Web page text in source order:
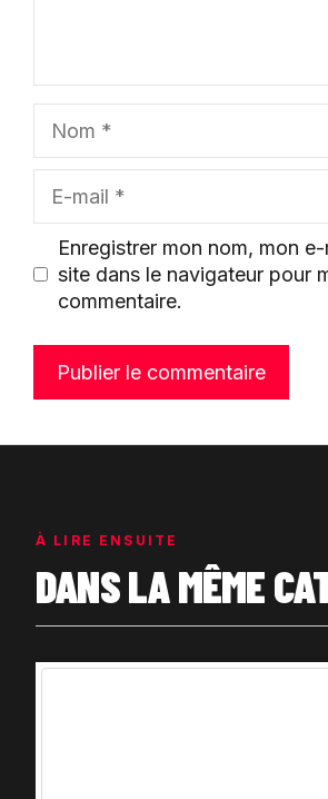
mail
Enregistrer mon nom, mon
site dans le navigateur pour
commentaire.
À LIRE ENSUITE
DANS LA MÊME